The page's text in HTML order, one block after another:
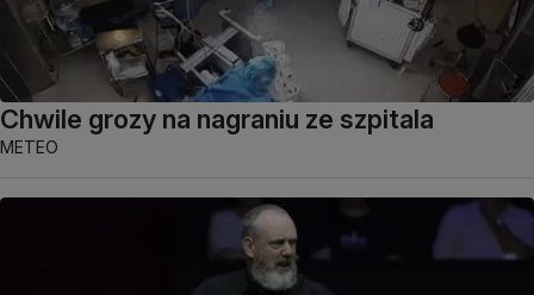
Chwile grozy na nagraniu ze szpitala
METEO